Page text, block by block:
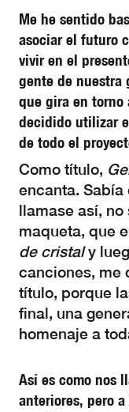
Me he sentido
asociar el futuro
vivir en el
gente de nuestra
que gira en torno
decidido utilizar
de todo el
Como título,
encanta.
llamase así,
maqueta, que
de cristaly
canciones, me
título, porque
final, una
homenaje a
Así es como nos
anteriores, pero